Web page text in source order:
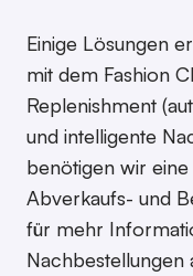
Einige Lösungen
mit dem Fashion
Replenishment
und intelligente
benötigen wir
Abverkaufs- und
für mehr
Nachbestellungen